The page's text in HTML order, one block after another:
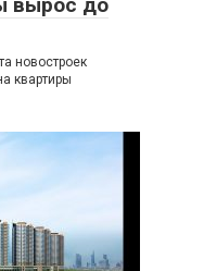
новостроек
квартиры